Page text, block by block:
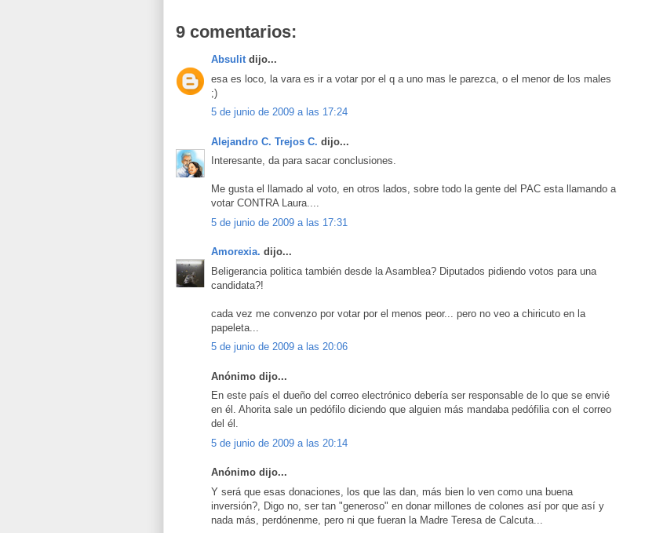
9 comentarios:
Absulitdijo...
esa es loco, la vara es ir a votar por el q a uno mas le parezca, o el menor de los males
;)
5 de junio de 2009 a las 17:24
Alejandro C. Trejos C. dijo...
Interesante, da para sacar conclusiones.
Me gusta el llamado al voto, en otros lados, sobre todo la gente del PAC esta llamando a
votar CONTRA Laura....
5 de junio de 2009 a las 17:31
Amorexia. dijo...
Beligerancia politica también desde la Asamblea? Diputados pidiendo votos para una
candidata?!
cada vez me convenzo por votar por el menos peor... pero no veo a chiricuto en la
papeleta...
5 de junio de 2009 a las 20:06
Anónimo dijo...
En este país el dueño del correo electrónico debería ser responsable de lo que se envié
en él. Ahorita sale un pedófilo diciendo que alguien más mandaba pedófilia con el correo
del él.
5 de junio de 2009 a las 20:14
Anónimo dijo...
Y será que esas donaciones, los que las dan, más bien lo ven como una buena
inversión?, Digo no, ser tan "generoso" en donar millones de colones así por que así y
nada más, perdónenme, pero ni que fueran la Madre Teresa de Calcuta...